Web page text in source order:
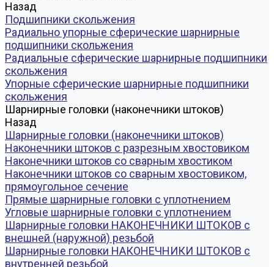
Назад
Подшипники скольжения
Радиально упорные сферические шарнирные
подшипники скольжения
Радиальные сферические шарнирные подшипники
скольжения
Упорные сферические шарнирные подшипники
скольжения
Шарнирные головки (наконечники штоков)
Назад
Шарнирные головки (наконечники штоков)
Наконечники штоков с разрезным хвостовиком
Наконечники штоков со сварным хвостиком
Наконечники штоков со сварным хвостовиком,
прямоугольное сечение
Прямые шарнирные головки с уплотнением
Угловые шарнирные головки с уплотнением
Шарнирные головки НАКОНЕЧНИКИ ШТОКОВ с
внешней (наружной) резьбой
Шарнирные головки НАКОНЕЧНИКИ ШТОКОВ с
внутренней резьбой